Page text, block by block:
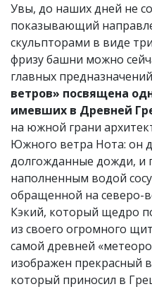
Увы, до наших дней не
показывающий
скульпторами в виде
фризу башни можно
главных
ветров» посвящена
имевших в Древней
на южной грани
Южного ветра Нота: он
долгожданные дожди, и
наполненным водой
обращенной на северо-
Кэкий, который щедро
из своего огромного
самой древней
изображен прекрасный
который приносил в